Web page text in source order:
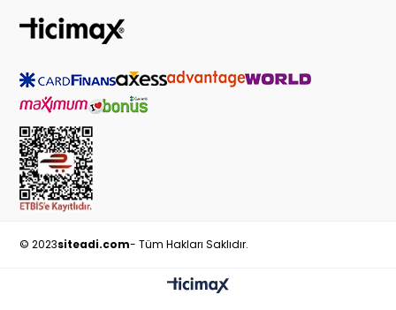
© 2023siteadi.com- Tüm Hakları Saklıdır.